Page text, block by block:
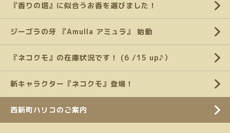
『香りの塔』に似合うお香を選びました！
ジーゴラの牙 『Amulla アミュラ』 始動
『ネコクモ』の在庫状況です！ (6 /15 up♪）
新キャラクター『ネコクモ』登場！
西新町ハリコのご案内